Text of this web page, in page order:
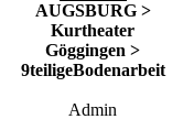
AUGSBURG >
Kurtheater
Göggingen >
9teiligeBodenarbeit
Admin